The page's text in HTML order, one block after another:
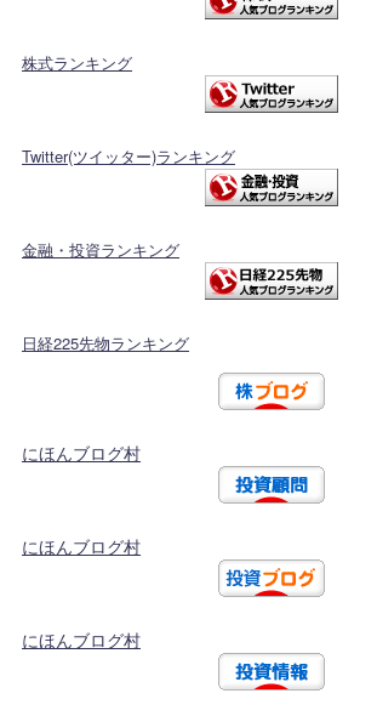
株式ランキング
Twitter(ツイッター)ランキング
金融・投資ランキング
日経225先物ランキング
にほんブログ村
にほんブログ村
にほんブログ村